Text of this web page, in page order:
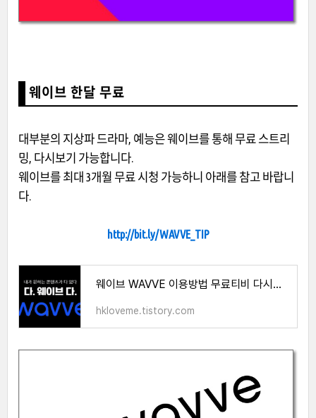
웨이브 한달 무료
대부분의 지상파 드라마, 예능은 웨이브를 통해 무료 스트리
밍, 다시보기 가능합니다.
웨이브를 최대 3개월 무료 시청 가능하니 아래를 참고 바랍니
다.
http://bit.ly/WAVVE_TIP
웨이브 WAVVE 이용방법 무료티비 다시보기 3개월 100원 할인꿀팁
hkloveme.tistory.com